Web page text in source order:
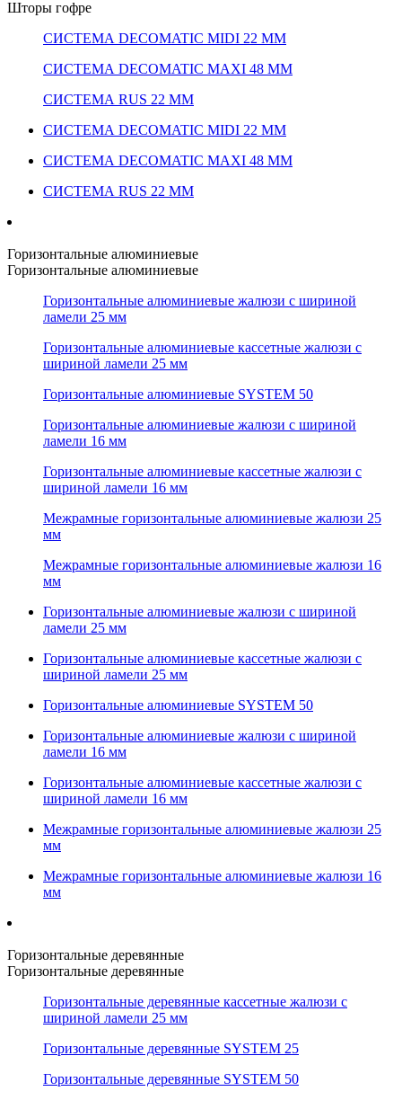
Шторы гофре
СИСТЕМА DECOMATIC MIDI 22 ММ
СИСТЕМА DECOMATIC MAXI 48 ММ
СИСТЕМА RUS 22 ММ
СИСТЕМА DECOMATIC MIDI 22 ММ
СИСТЕМА DECOMATIC MAXI 48 ММ
СИСТЕМА RUS 22 ММ
Горизонтальные алюминиевые
Горизонтальные алюминиевые
Горизонтальные алюминиевые жалюзи с шириной
ламели 25 мм
Горизонтальные алюминиевые кассетные жалюзи с
шириной ламели 25 мм
Горизонтальные алюминиевые SYSTEM 50
Горизонтальные алюминиевые жалюзи с шириной
ламели 16 мм
Горизонтальные алюминиевые кассетные жалюзи с
шириной ламели 16 мм
Межрамные горизонтальные алюминиевые жалюзи 25
мм
Межрамные горизонтальные алюминиевые жалюзи 16
мм
Горизонтальные алюминиевые жалюзи с шириной
ламели 25 мм
Горизонтальные алюминиевые кассетные жалюзи с
шириной ламели 25 мм
Горизонтальные алюминиевые SYSTEM 50
Горизонтальные алюминиевые жалюзи с шириной
ламели 16 мм
Горизонтальные алюминиевые кассетные жалюзи с
шириной ламели 16 мм
Межрамные горизонтальные алюминиевые жалюзи 25
мм
Межрамные горизонтальные алюминиевые жалюзи 16
мм
Горизонтальные деревянные
Горизонтальные деревянные
Горизонтальные деревянные кассетные жалюзи с
шириной ламели 25 мм
Горизонтальные деревянные SYSTEM 25
Горизонтальные деревянные SYSTEM 50